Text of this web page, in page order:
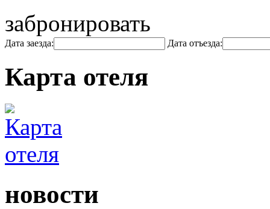
забронировать
Дата заезда: Дата отъезда:
Карта отеля
новости